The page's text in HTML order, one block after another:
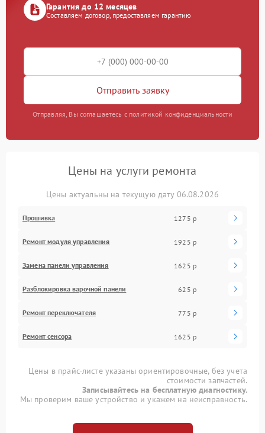
Гарантия до 12 месяцев
Составляем договор, предоставляем гарантию
Отправить заявку
Отправляя, Вы соглашаетесь с политикой конфиденциальности
Цены на услуги ремонта
Цены актуальны на текущую дату 06.08.2026
Прошивка 1275 р
Ремонт модуля управления 1925 р
Замена панели управления 1625 р
Разблокировка варочной панели 625 р
Ремонт переключателя 775 р
Ремонт сенсора 1625 р
Цены в прайс-листе указаны ориентировочные, без учета
стоимости запчастей.
Записывайтесь на бесплатную диагностику.
Мы проверим ваше устройство и укажем на неисправность.